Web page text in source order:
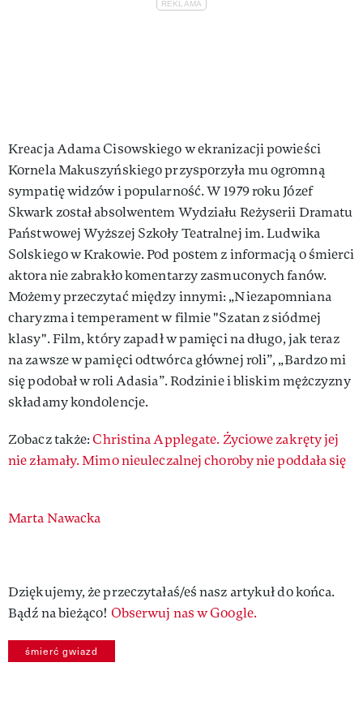
Kreacja Adama Cisowskiego w ekranizacji powieści
Kornela Makuszyńskiego przysporzyła mu ogromną
sympatię widzów i popularność. W 1979 roku Józef
Skwark został absolwentem Wydziału Reżyserii Dramatu
Państwowej Wyższej Szkoły Teatralnej im. Ludwika
Solskiego w Krakowie. Pod postem z informacją o śmierci
aktora nie zabrakło komentarzy zasmuconych fanów.
Możemy przeczytać między innymi: „Niezapomniana
charyzma i temperament w filmie "Szatan z siódmej
klasy". Film, który zapadł w pamięci na długo, jak teraz
na zawsze w pamięci odtwórca głównej roli”, „Bardzo mi
się podobał w roli Adasia”. Rodzinie i bliskim mężczyzny
składamy kondolencje.
Zobacz także: Christina Applegate. Życiowe zakręty jej
nie złamały. Mimo nieuleczalnej choroby nie poddała się
Authors
Marta Nawacka
Dziękujemy, że przeczytałaś/eś nasz artykuł do końca.
Bądź na bieżąco! Obserwuj nas w Google.
śmierć gwiazd